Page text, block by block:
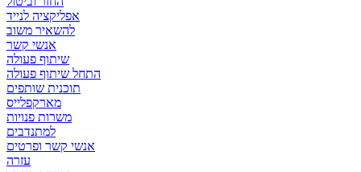
אפליקציה לנייד
להשאיר משוב
אנשי קשר
שיתוף פעולה
התחל שיתוף פעולה
תוכנית שותפים
מארקפלייס
משרות פנויות
למתנדבים
אנשי קשר ופרטים
עזרה